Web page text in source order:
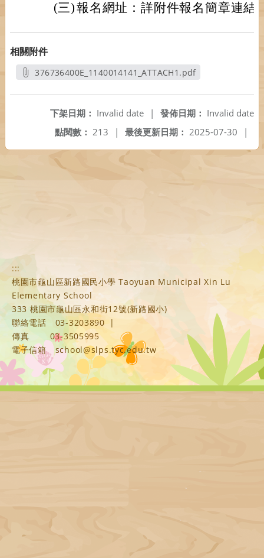
(三)報名網址：詳附件報名簡章連結
相關附件
376736400E_1140014141_ATTACH1.pdf
發佈日期： Invalid date
下架日期： Invalid date
|
最後更新日期： 2025-07-30 |
點閱數： 213 |
:::
桃園市龜山區新路國民小學 Taoyuan Municipal Xin Lu
Elementary School
333 桃園市龜山區永和街12號(新路國小)
聯絡電話
03-3203890
|
傳真
03-3505995
電子信箱
school@slps.tyc.edu.tw